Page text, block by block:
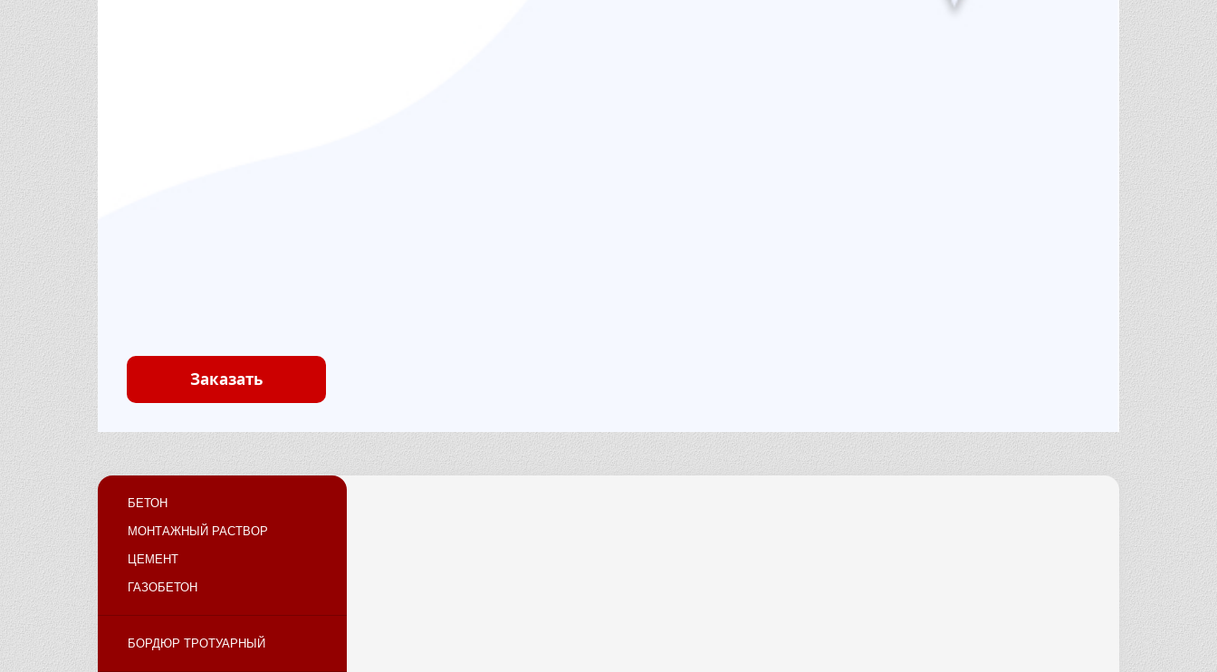
Заказать
БЕТОН
МОНТАЖНЫЙ РАСТВОР
ЦЕМЕНТ
ГАЗОБЕТОН
БОРДЮР ТРОТУАРНЫЙ